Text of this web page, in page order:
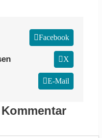
Facebook
X
E-Mail